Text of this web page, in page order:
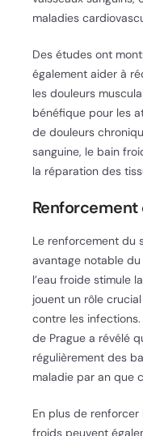
maladies
Des études ont
également aider à
les douleurs
bénéfique pour les
de douleurs
sanguine, le bain
la réparation des
Le renforcement du
avantage notable du
l’eau froide stimule
jouent un rôle
contre les infections.
de Prague a révélé
régulièrement des
maladie par an que
En plus de
froids peuvent